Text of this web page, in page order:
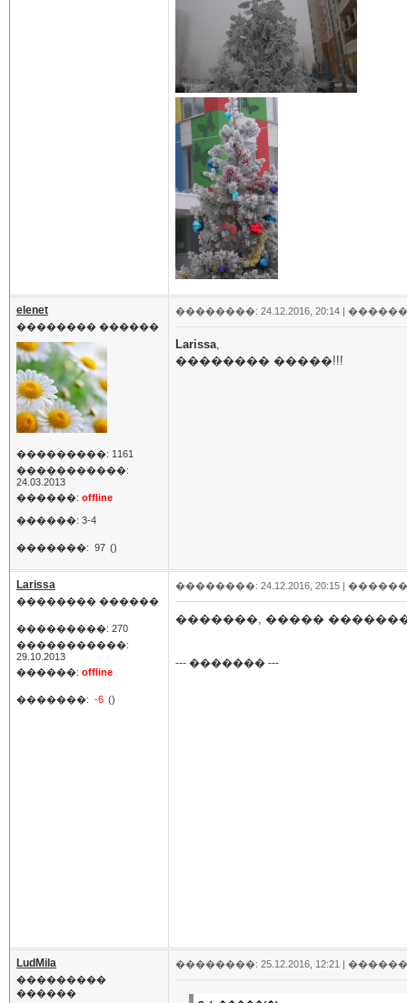
elenet
�������� ������
���������: 1161
�����������:
24.03.2013
������: offline
������: 3-4
�������: 97 ()
��������: 24.12.2016, 20:14 |
Larissa,
�������� �����!!!
Larissa
�������� ������
���������: 270
�����������:
29.10.2013
������: offline
�������: -6 ()
��������: 24.12.2016, 20:15 |
�������, �����
--- ������� ---
LudMila
���������
������
��������: 25.12.2016, 12:21 |